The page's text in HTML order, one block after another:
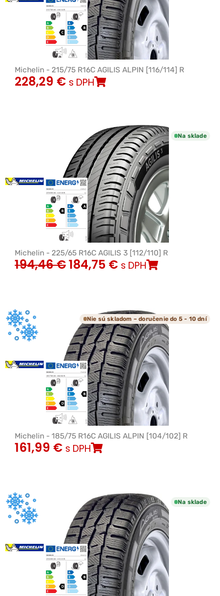
Michelin - 215/75 R16C AGILIS ALPIN [116/114] R
228,29 € s DPH
Na sklade
Michelin - 225/65 R16C AGILIS 3 [112/110] R
194,46€184,75 € s DPH
Nie sú skladom – doručenie do 5 - 10 dní
Michelin - 185/75 R16C AGILIS ALPIN [104/102] R
161,99 € s DPH
Na sklade